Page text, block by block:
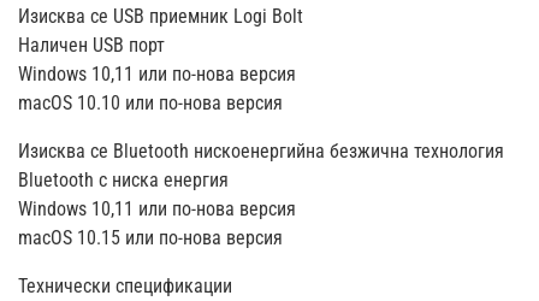
Изисква се USB приемник Logi Bolt
Наличен USB порт
Windows 10,11 или по-нова версия
macOS 10.10 или по-нова версия
Изисква се Bluetooth нискоенергийна безжична технология
Bluetooth с ниска енергия
Windows 10,11 или по-нова версия
macOS 10.15 или по-нова версия
Технически спецификации